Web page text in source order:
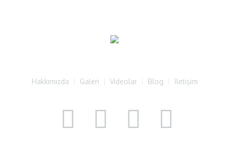
Hakkımızda Galeri Videolar Blog İletişim